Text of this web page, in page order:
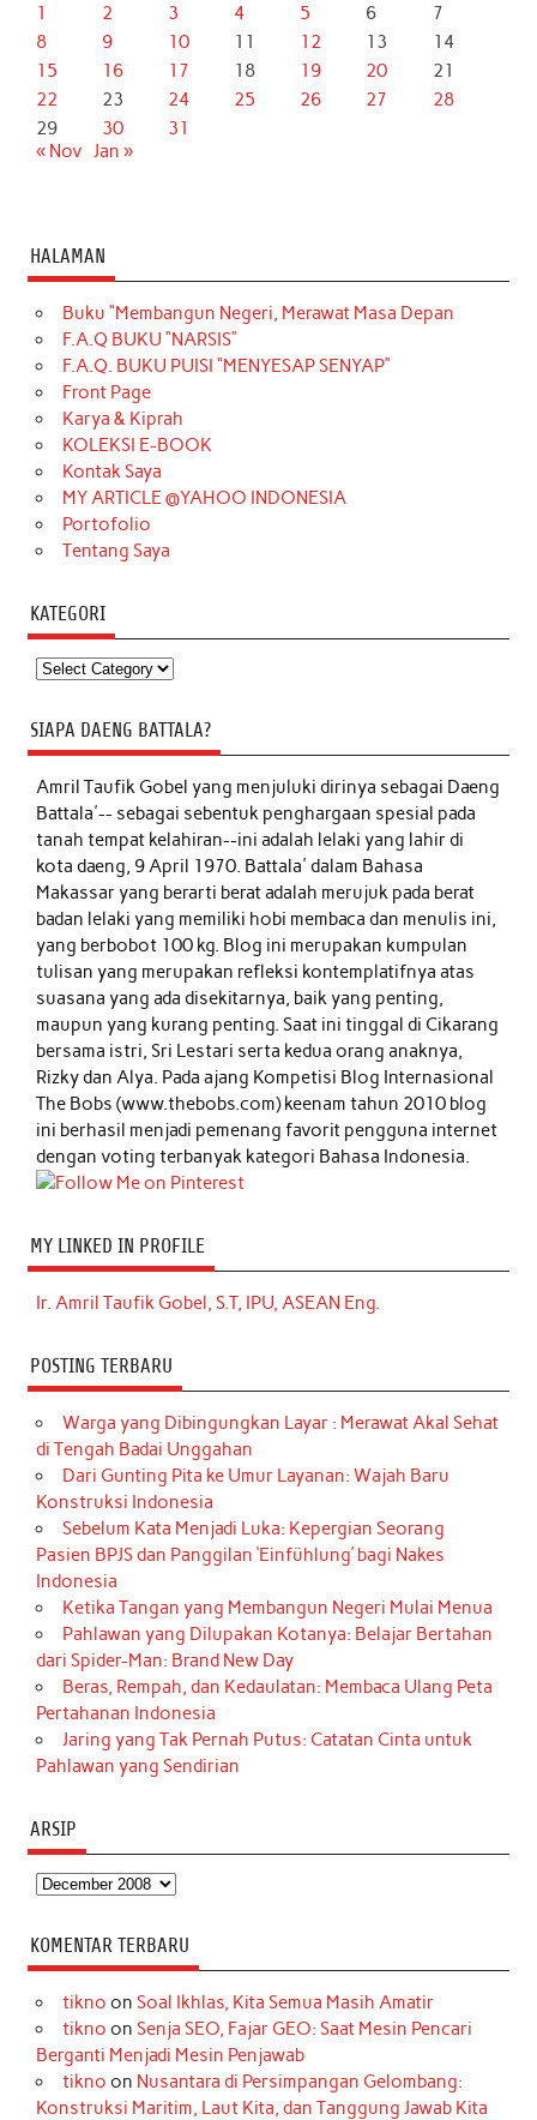
1 2 3 4 5 6
7
8
9 10 11 12 13
14
15
16 17 18 19 20
21
22
23 24 25 26 27
28
29
30
31
« Nov Jan »
HALAMAN
Buku “Membangun Negeri, Merawat Masa Depan
F.A.Q BUKU “NARSIS”
F.A.Q. BUKU PUISI “MENYESAP SENYAP”
Front Page
Karya & Kiprah
KOLEKSI E-BOOK
Kontak Saya
MY ARTICLE @YAHOO INDONESIA
Portofolio
Tentang Saya
KATEGORI
Kategori
SIAPA DAENG BATTALA?
Amril Taufik Gobelyang menjuluki dirinya sebagai Daeng
Battala'-- sebagai sebentuk penghargaan spesial pada
tanah tempat kelahiran--ini adalah lelaki yang lahir di
kota daeng, 9 April 1970. Battala' dalam Bahasa
Makassar yang berarti berat adalah merujuk pada berat
badan lelaki yang memiliki hobi membaca dan menulis ini,
yang berbobot 100 kg. Blog ini merupakan kumpulan
tulisan yang merupakan refleksi kontemplatifnya atas
suasana yang ada disekitarnya, baik yang penting,
maupun yang kurang penting. Saat ini tinggal di Cikarang
bersama istri, Sri Lestari serta kedua orang anaknya,
Rizky dan Alya. Pada ajang Kompetisi Blog Internasional
The Bobs (www.thebobs.com) keenam tahun 2010 blog
ini berhasil menjadi pemenang favorit pengguna internet
dengan voting terbanyak kategori Bahasa Indonesia.
MY LINKED IN PROFILE
Ir. Amril Taufik Gobel, S.T, IPU, ASEAN Eng.
POSTING TERBARU
Warga yang Dibingungkan Layar : Merawat Akal Sehat
di Tengah Badai Unggahan
Dari Gunting Pita ke Umur Layanan: Wajah Baru
Konstruksi Indonesia
Sebelum Kata Menjadi Luka: Kepergian Seorang
Pasien BPJS dan Panggilan ‘Einfühlung’ bagi Nakes
Indonesia
Ketika Tangan yang Membangun Negeri Mulai Menua
Pahlawan yang Dilupakan Kotanya: Belajar Bertahan
dari Spider-Man: Brand New Day
Beras, Rempah, dan Kedaulatan: Membaca Ulang Peta
Pertahanan Indonesia
Jaring yang Tak Pernah Putus: Catatan Cinta untuk
Pahlawan yang Sendirian
ARSIP
Arsip
KOMENTAR TERBARU
tikno on Soal Ikhlas, Kita Semua Masih Amatir
tikno on Senja SEO, Fajar GEO: Saat Mesin Pencari
Berganti Menjadi Mesin Penjawab
tikno on Nusantara di Persimpangan Gelombang:
Konstruksi Maritim, Laut Kita, dan Tanggung Jawab Kita